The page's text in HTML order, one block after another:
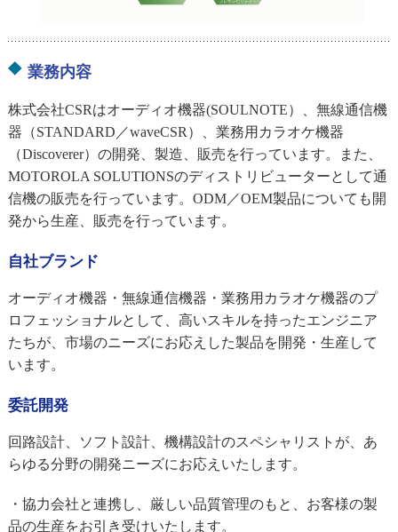
業務内容
株式会社CSRはオーディオ機器(SOULNOTE）、無線通信機
器（STANDARD／waveCSR）、業務用カラオケ機器
（Discoverer）の開発、製造、販売を行っています。また、
MOTOROLA SOLUTIONSのディストリビューターとして通
信機の販売を行っています。ODM／OEM製品についても開
発から生産、販売を行っています。
自社ブランド
オーディオ機器・無線通信機器・業務用カラオケ機器のプ
ロフェッショナルとして、高いスキルを持ったエンジニア
たちが、市場のニーズにお応えした製品を開発・生産して
います。
委託開発
回路設計、ソフト設計、機構設計のスペシャリストが、あ
らゆる分野の開発ニーズにお応えいたします。
・協力会社と連携し、厳しい品質管理のもと、お客様の製
品の生産をお引き受けいたします。